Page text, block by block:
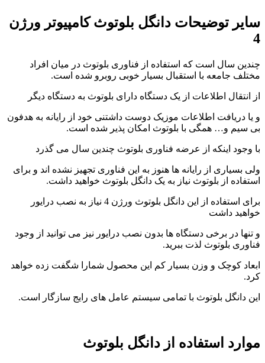
سایر توضیحات دانگل بلوتوث کامپیوتر ورژن
4
چندین سال است که استفاده از فناوری بلوتوث در میان افراد
مختلف جامعه با استقبال بسیار خوبی روبرو شده است.
از انتقال اطلاعات از یک دستگاه دارای بلوتوث به دستگاه دیگر
و یا دریافت اطلاعات موزیک دوست داشتنی خود از رایانه به هدفون
بی سیم و… همگی با بلوتوث امکان پذیر شده است.
با وجود اینکه از عرضه فناوری بلوتوث چندین سال می گذرد
ولی بسیاری از رایانه ها هنوز به این فناوری تجهیز نشده اند و برای
استفاده از بلوتوث نیاز به یک دانگل بلوتوث خواهید داشت.
برای استفاده از این دانگل بلوتوث ورژن 4 نیاز به نصب درایور
خواهید داشت
و تنها در برخی دستگاه ها بدون نصب درایور نیز می توانید از وجود
فناوری بلوتوث لذت ببرید.
ابعاد کوچک و وزن بسیار کم این محصول شمارا شگفت زده خواهد
کرد.
این دانگل بلوتوث با تمامی سیستم عامل های رایج سازگار است.
موارد استفاده از دانگل بلوتوث